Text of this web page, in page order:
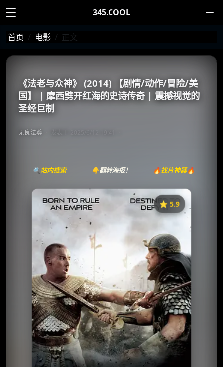
345.COOL
首页 电影 正文
《法老与众神》 (2014) 【剧情/动作/冒险/美
国】 | 摩西劈开红海的史诗传奇 | 震撼视觉的
圣经巨制
无良法尊
🔍站内搜索 👇翻转海报！ 🔥找片神器🔥
⭐️ 5.9
《法老与众神》
⭐
收藏
⭐️ 评分：5.9 | 🎬 2014年
百度网盘